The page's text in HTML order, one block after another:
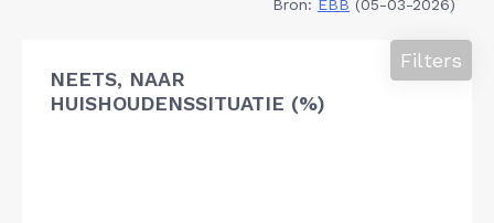
Bron: EBB (05-03-2026)
NEETS, NAAR
HUISHOUDENSSITUATIE (%)
Filters